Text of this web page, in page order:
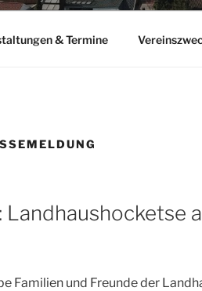
& Termine
Familien und Freunde der